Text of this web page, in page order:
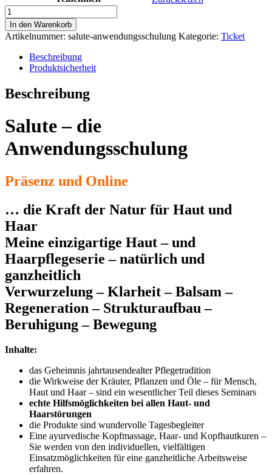
Anmeldung:
SALUTE
–
Die
Anwendungsschulung
01.02.-02.02.2026
Menge
In den Warenkorb
Artikelnummer: salute-anwendungsschulung Kategorie: Ticket
Beschreibung
Produktsicherheit
Beschreibung
Salute – die
Anwendungsschulung
Präsenz und Online
… die Kraft der Natur für Haut und
Haar
Meine einzigartige Haut – und
Haarpflegeserie – natürlich und
ganzheitlich
Verwurzelung – Klarheit – Balsam –
Regeneration – Strukturaufbau –
Beruhigung – Bewegung
Inhalte:
das Geheimnis jahrtausendealter Pflegetradition
die Wirkweise der Kräuter, Pflanzen und Öle – für Mensch,
Haut und Haar – sind ein wesentlicher Teil dieses Seminars
echte Hilfsmöglichkeiten bei allen Haut- und
Haarstörungen
die Produkte sind wundervolle Tagesbegleiter
Eine ayurvedische Kopfmassage, Haar- und Kopfhautkuren –
Sie werden von den individuellen, vielfältigen
Einsatzmöglichkeiten für eine ganzheitliche Arbeitsweise
erfahren.